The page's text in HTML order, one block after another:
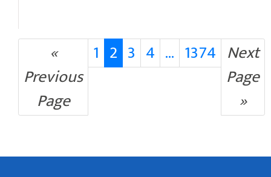
«
Previous
Page
1 2 3 4 ... 1374 Next
Page
»